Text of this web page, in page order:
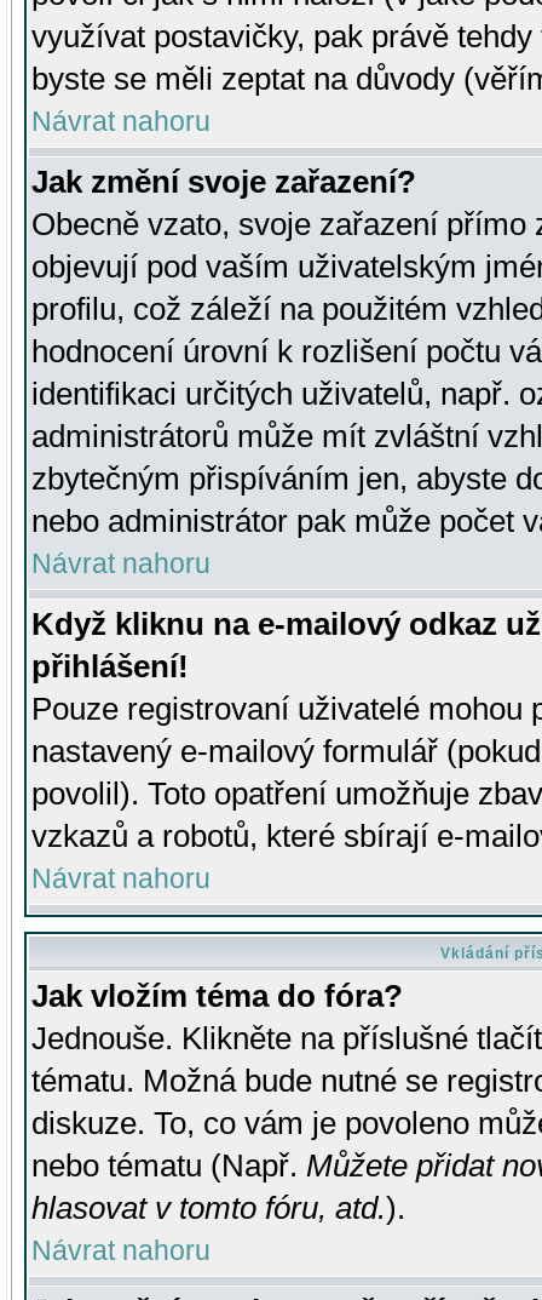
využívat postavičky, pak právě
byste se měli zeptat na důvody
Návrat nahoru
Jak změní svoje zařazení?
Obecně vzato, svoje zařazení přímo
objevují pod vaším uživatelským
profilu, což záleží na použitém
hodnocení úrovní k rozlišení počtu
identifikaci určitých uživatelů, např.
administrátorů může mít zvláštní
zbytečným přispíváním jen, abyste
nebo administrátor pak může počet
Návrat nahoru
Když kliknu na e-mailový odkaz
přihlášení!
Pouze registrovaní uživatelé mohou
nastavený e-mailový formulář
povolil). Toto opatření umožňuje
vzkazů a robotů, které sbírají e-
Návrat nahoru
Vkládání
Jak vložím téma do fóra?
Jednouše. Klikněte na příslušné
tématu. Možná bude nutné se
diskuze. To, co vám je povoleno
nebo tématu (Např. Můžete přidat
hlasovat v tomto fóru, atd.).
Návrat nahoru